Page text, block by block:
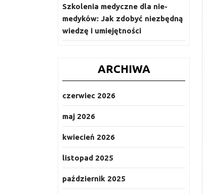
Szkolenia medyczne dla nie-
medyków: Jak zdobyć niezbędną
wiedzę i umiejętności
ARCHIWA
czerwiec 2026
maj 2026
kwiecień 2026
listopad 2025
październik 2025